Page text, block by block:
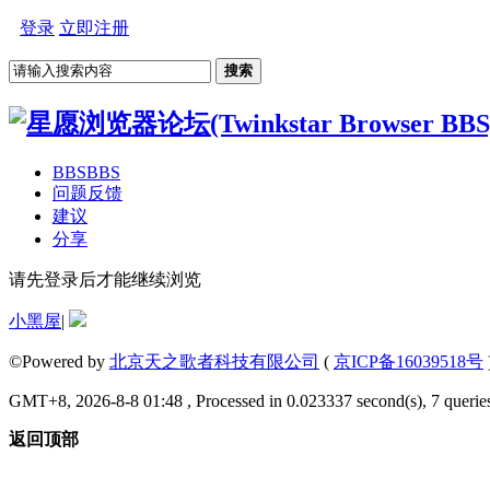
登录 立即注册
搜索
BBSBBS
问题反馈
建议
分享
请先登录后才能继续浏览
小黑屋|
©Powered by 北京天之歌者科技有限公司 ( 京ICP备16039518号
GMT+8, 2026-8-8 01:48 , Processed in 0.023337 second(s), 7
返回顶部